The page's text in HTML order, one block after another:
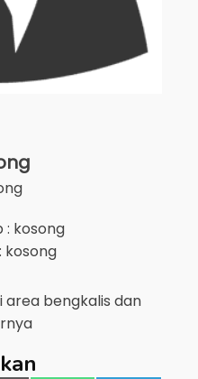
kosong
kosong
area bengkalis dan